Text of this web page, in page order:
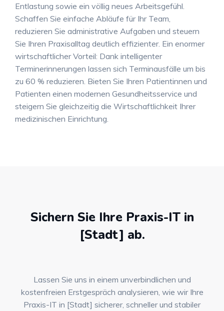
Entlastung sowie ein völlig neues Arbeitsgefühl.
Schaffen Sie einfache Abläufe für Ihr Team,
reduzieren Sie administrative Aufgaben und steuern
Sie Ihren Praxisalltag deutlich effizienter. Ein enormer
wirtschaftlicher Vorteil: Dank intelligenter
Terminerinnerungen lassen sich Terminausfälle um bis
zu 60 % reduzieren . Bieten Sie Ihren Patientinnen und
Patienten einen modernen Gesundheitsservice und
steigern Sie gleichzeitig die Wirtschaftlichkeit Ihrer
medizinischen Einrichtung
Sichern Sie Ihre Praxis-IT in
[Stadt] ab.
Lassen Sie uns in einem unverbindlichen und
kostenfreien Erstgespräch analysieren, wie wir Ihre
Praxis-IT in [Stadt] sicherer, schneller und stabiler